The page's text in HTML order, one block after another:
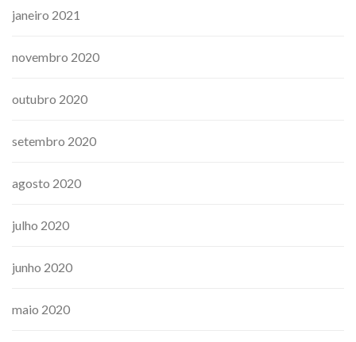
janeiro 2021
novembro 2020
outubro 2020
setembro 2020
agosto 2020
julho 2020
junho 2020
maio 2020